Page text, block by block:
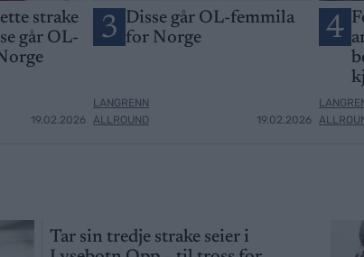
strake
går OL-
19.02.2026
3 Disse går OL-femmila
for Norge
LANGRENN
ALLROUND
19.02.2026
4
Tar sin tredje strake seier i